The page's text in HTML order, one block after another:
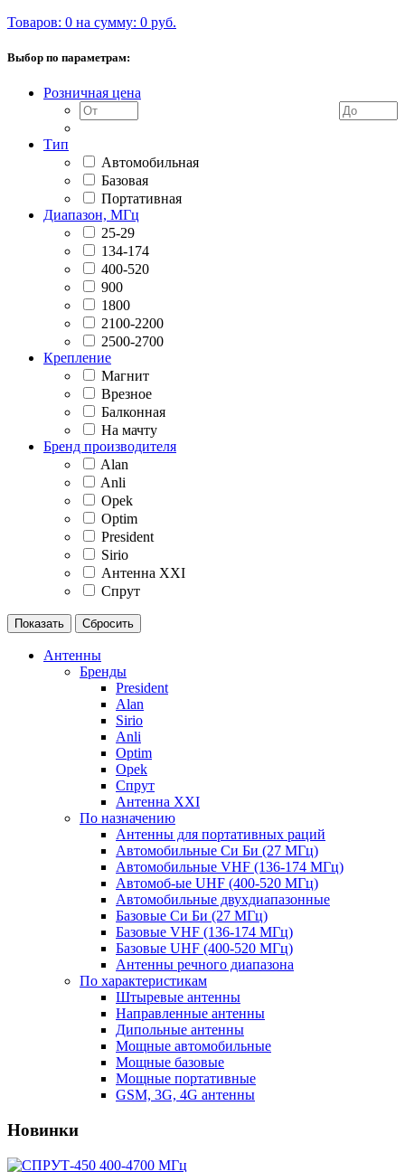
Товаров: 0 на сумму: 0 руб.
Выбор по параметрам:
Розничная цена
Тип
Автомобильная
Базовая
Портативная
Диапазон, МГц
25-29
134-174
400-520
900
1800
2100-2200
2500-2700
Крепление
Магнит
Врезное
Балконная
На мачту
Бренд производителя
Alan
Anli
Opek
Optim
President
Sirio
Антенна XXI
Спрут
Антенны
Бренды
President
Alan
Sirio
Anli
Optim
Opek
Спрут
Антенна XXI
По назначению
Антенны для портативных раций
Автомобильные Си Би (27 МГц)
Автомобильные VHF (136-174 МГц)
Автомоб-ые UHF (400-520 МГц)
Автомобильные двухдиапазонные
Базовые Си Би (27 МГц)
Базовые VHF (136-174 МГц)
Базовые UHF (400-520 МГц)
Антенны речного диапазона
По характеристикам
Штыревые антенны
Направленные антенны
Дипольные антенны
Мощные автомобильные
Мощные базовые
Мощные портативные
GSM, 3G, 4G антенны
Новинки